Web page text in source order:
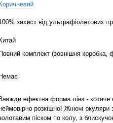
Коричневий
захист від ультрафіолетових
Китай
Повний комплект (зовнішня коробка,
Немає
ефектна форма лінз - котяче
розкішно! Жіночі
піском по колу, з